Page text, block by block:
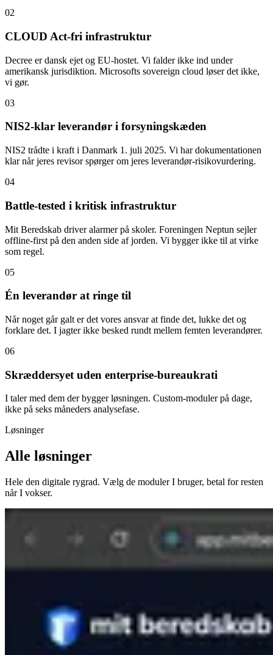
02
CLOUD Act-fri infrastruktur
Decree er dansk ejet og EU-hostet. Vi falder ikke ind under
amerikansk jurisdiktion. Microsofts sovereign cloud løser det ikke,
vi gør.
03
NIS2-klar leverandør i forsyningskæden
NIS2 trådte i kraft i Danmark 1. juli 2025. Vi har dokumentationen
klar når jeres revisor spørger om jeres leverandør-risikovurdering.
04
Battle-tested i kritisk infrastruktur
Mit Beredskab driver alarmer på skoler. Foreningen Neptun sejler
offline-first på den anden side af jorden. Vi bygger ikke til at virke
som regel.
05
Én leverandør at ringe til
Når noget går galt er det vores ansvar at finde det, lukke det og
forklare det. I jagter ikke besked rundt mellem femten leverandører.
06
Skræddersyet uden enterprise-bureaukrati
I taler med dem der bygger løsningen. Custom-moduler på dage,
ikke på seks måneders analysefase.
Løsninger
Alle løsninger
Hele den digitale rygrad. Vælg de moduler I bruger, betal for resten
når I vokser.